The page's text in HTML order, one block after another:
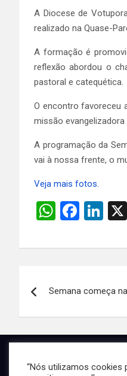
A Diocese de
realizado na Quase-
A formação é
reflexão abordou o
pastoral e catequética.
O encontro favoreceu
missão
A programação da
vai à nossa frente, o
Veja mais fotos.
W
at
A
F
ce
o
Li
ke
n
de
Semana começa
“Nós utilizamos cookies